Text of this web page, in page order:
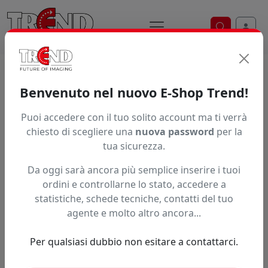
Ricerca
Trend S.r.l.
stampa digitale dal 1997
Benvenuto nel nuovo E-Shop Trend!
Puoi accedere con il tuo solito account ma ti verrà
chiesto di scegliere una nuova password per la
tua sicurezza.
Da oggi sarà ancora più semplice inserire i tuoi
ordini e controllarne lo stato, accedere a
statistiche, schede tecniche, contatti del tuo
agente e molto altro ancora...
Per qualsiasi dubbio non esitare a contattarci.